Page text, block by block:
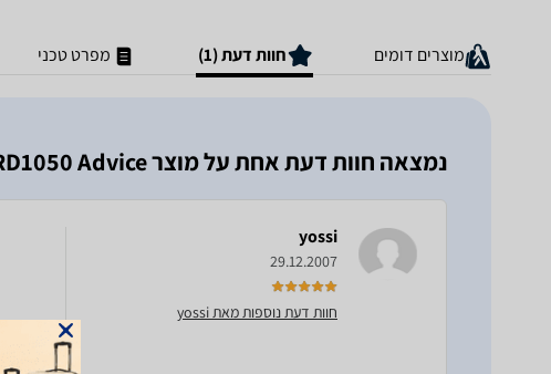
מוצרים דומים חוות דעת (1) מפרט טכני
נמצאה חוות דעת אחת על מוצר PRD1050 Advice
yossi
29.12.2007
חוות דעת נוספות מאת yossi